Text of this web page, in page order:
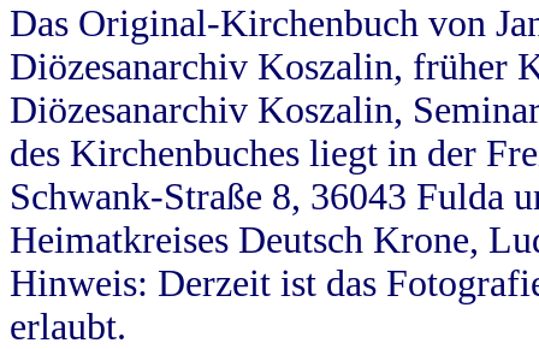
Das Original-Kirchenbuch von
Diözesanarchiv Koszalin, früher
Diözesanarchiv Koszalin,
des Kirchenbuches liegt in der
Schwank-Straße 8, 36043 Fulda
Heimatkreises Deutsch Krone,
Hinweis: Derzeit ist das
erlaubt.